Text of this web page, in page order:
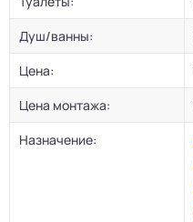
Душ/ванны:
Цена:
Цена монтажа:
Назначение: